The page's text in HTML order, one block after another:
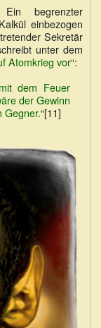
Ein begrenzter
einbezogen
Sekretär
unter dem
Atomkrieg vor“:
dem Feuer
der Gewinn
Gegner.“[11]